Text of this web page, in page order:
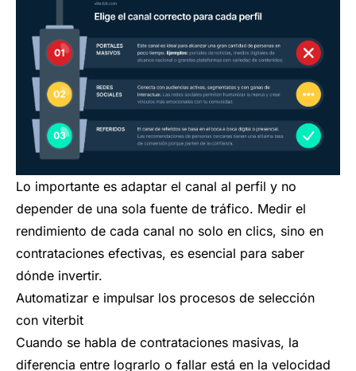
Lo importante es adaptar el canal al perfil y no
depender de una sola fuente de tráfico. Medir el
rendimiento de cada canal no solo en clics, sino en
contrataciones efectivas, es esencial para saber
dónde invertir.
Automatizar e impulsar los procesos de selección
con viterbit
Cuando se habla de contrataciones masivas, la
diferencia entre lograrlo o fallar está en la velocidad